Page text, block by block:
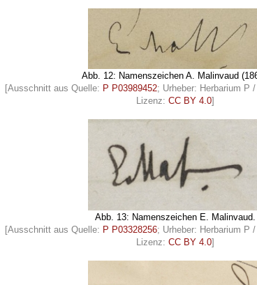
Abb. 12: Namenszeichen A. Malinvaud
[Ausschnitt aus Quelle: P P03989452; Urheber: Herbarium P
Lizenz: CC BY 4.0]
Abb. 13: Namenszeichen E. Malinvaud.
[Ausschnitt aus Quelle: P P03328256; Urheber: Herbarium P
Lizenz: CC BY 4.0]